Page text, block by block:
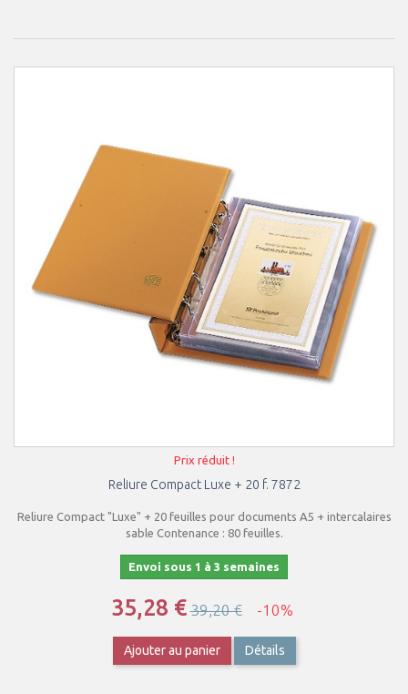
Prix réduit !
Reliure Compact Luxe + 20 f. 7872
Reliure Compact "Luxe" + 20 feuilles pour documents A5 + intercalaires
sable Contenance : 80 feuilles.
Envoi sous 1 à 3 semaines
35,28 €39,20 € -10%
Ajouter au panier Détails